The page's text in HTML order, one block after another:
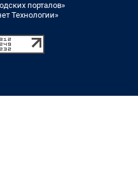
порталов»
Технологии»